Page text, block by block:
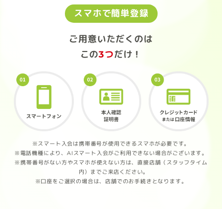
スマホで簡単登録
ご用意いただくのは
この3つだけ！
※スマート入会は携帯番号が使用できるスマホが必要です。
※電話機種により、AIスマート入会がご利用できない場合がございます。
※携帯番号がない方やスマホが使えない方は、直接店舗（スタッフタイム
内）までご来店ください。
※口座をご選択の場合は、店舗でのお手続きとなります。